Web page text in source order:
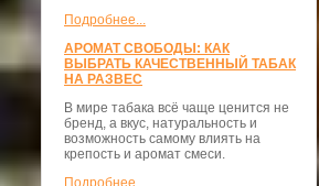
Подробнее...
АРОМАТ СВОБОДЫ: КАК
ВЫБРАТЬ КАЧЕСТВЕННЫЙ ТАБАК
НА РАЗВЕС
В мире табака всё чаще ценится не
бренд, а вкус, натуральность и
возможность самому влиять на
крепость и аромат смеси.
Подробнее...